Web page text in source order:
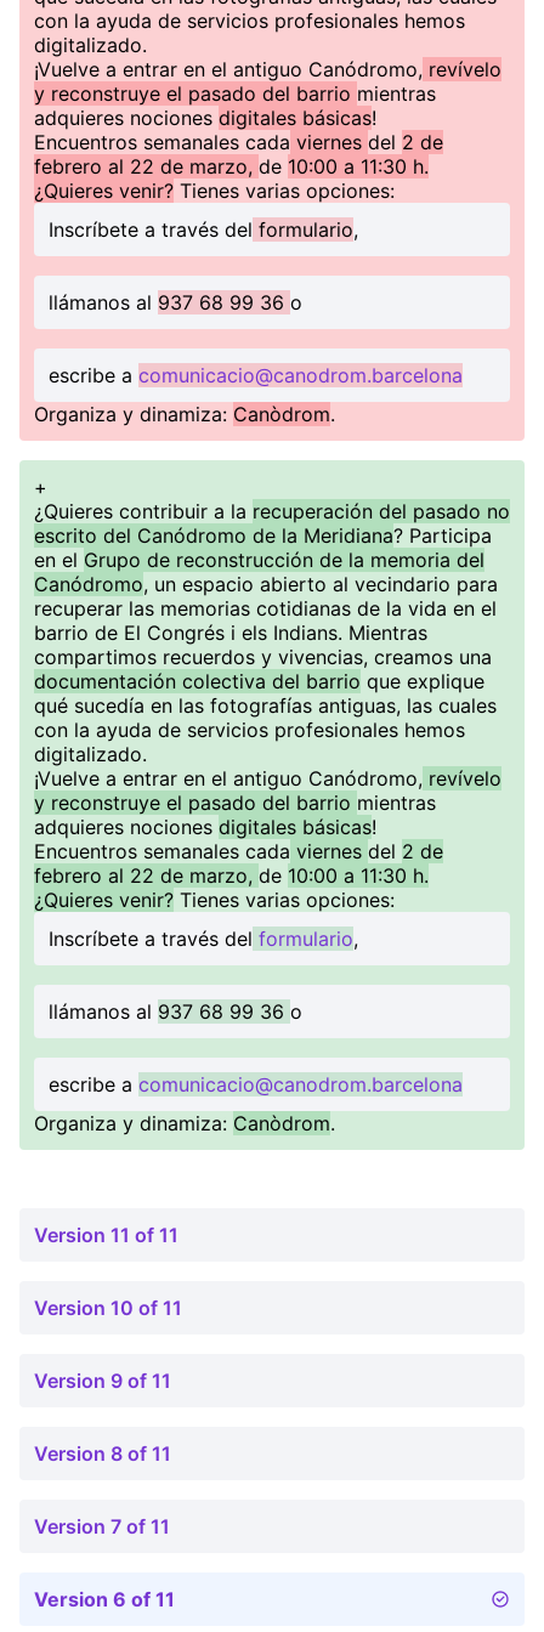
con la ayuda de servicios profesionales hemos
digitalizado.
¡Vuelve a entrar en el antiguo Canódromo, revívelo
y reconstruye el pasado del barrio mientras
adquieres nociones digitales básicas!
Encuentros semanales cada viernes del 2 de
febrero al 22 de marzo, de 10:00 a 11:30 h.
¿Quieres venir? Tienes varias opciones:
Inscríbete a través del formulario,
llámanos al 937 68 99 36 o
escribe a comunicacio@canodrom.barcelona
Organiza y dinamiza: Canòdrom.
+
¿Quieres contribuir a la recuperación del pasado no
escrito del Canódromo de la Meridiana? Participa
en el Grupo de reconstrucción de la memoria del
Canódromo, un espacio abierto al vecindario para
recuperar las memorias cotidianas de la vida en el
barrio de El Congrés i els Indians. Mientras
compartimos recuerdos y vivencias, creamos una
documentación colectiva del barrio que explique
qué sucedía en las fotografías antiguas, las cuales
con la ayuda de servicios profesionales hemos
digitalizado.
¡Vuelve a entrar en el antiguo Canódromo, revívelo
y reconstruye el pasado del barrio mientras
adquieres nociones digitales básicas!
Encuentros semanales cada viernes del 2 de
febrero al 22 de marzo, de 10:00 a 11:30 h.
¿Quieres venir? Tienes varias opciones:
Inscríbete a través del formulario,
llámanos al 937 68 99 36 o
escribe a comunicacio@canodrom.barcelona
Organiza y dinamiza: Canòdrom.
Version 11 of 11
Version 10 of 11
Version 9 of 11
Version 8 of 11
Version 7 of 11
Version 6 of 11